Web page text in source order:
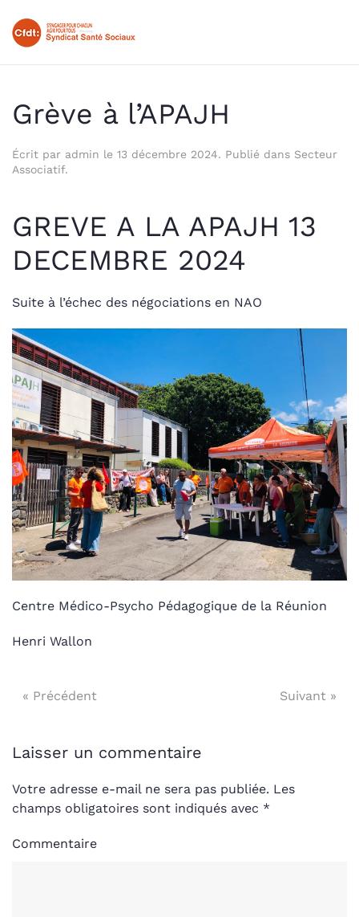
Skip to main content
Grève à l’APAJH
Écrit par admin le 13 décembre 2024. Publié dans Secteur
Associatif.
GREVE A LA APAJH 13
DECEMBRE 2024
Suite à l’échec des négociations en NAO
Centre Médico-Psycho Pédagogique de la Réunion
Henri Wallon
« Précédent Suivant »
Laisser un commentaire
Votre adresse e-mail ne sera pas publiée. Les
champs obligatoires sont indiqués avec *
Commentaire